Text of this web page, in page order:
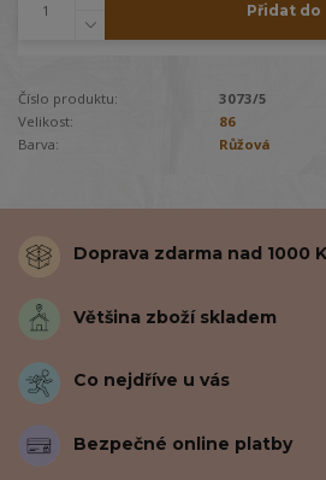
Přidat do
Číslo produktu:
3073/5
Velikost:
86
Barva:
Růžová
Doprava zdarma nad 1000
Většina zboží skladem
Co nejdříve u vás
Bezpečné online platby